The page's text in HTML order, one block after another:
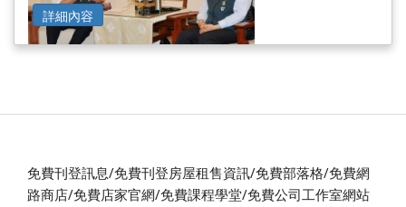
詳細內容
免費刊登訊息/免費刊登房屋租售資訊/免費部落格/免費網
路商店/免費店家官網/免費課程學堂/免費公司工作室網站